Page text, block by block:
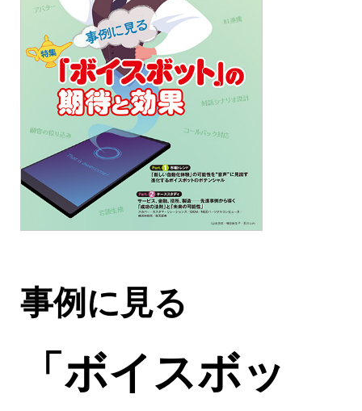
事例に見る
「ボイスボッ